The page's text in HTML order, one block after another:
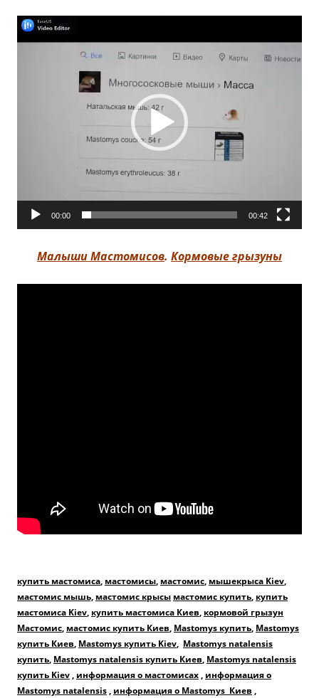
Видеоплеер
00:00 00:42
Малыши Мастомисов. Кормовые грызуны
купить мастомиса, мастомисы, мастомис, мышекрыса Kiev,
мастомис мышь, мастомис крысы мастомис купить, купить
мастомиса Kiev, купить мастомиса Киев, кормовой грызун
Мастомис, мастомис купить Киев, Mastomys купить, Mastomys
купить Киев, Mastomys купить Kiev, Mastomys natalensis
купить, Mastomys natalensis купить Киев, Mastomys natalensis
купить Kiev, информация о мастомисах, информация о
Mastomys natalensis, информация о Mastomys Киев ,